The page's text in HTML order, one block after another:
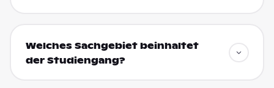
Welches Sachgebiet beinhaltet
der Studiengang?